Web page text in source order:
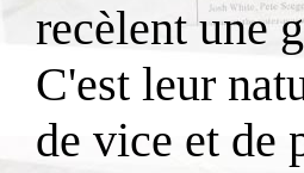
recèlent une
C'est leur
de vice et de